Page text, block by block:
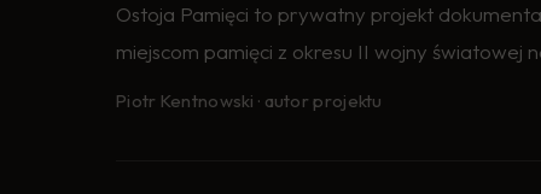
Ostoja Pamięci to prywatny projekt
miejscom pamięci z okresu II wojny światowej
Piotr Kentnowski · autor projektu